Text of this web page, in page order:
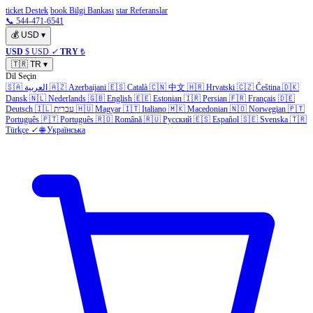
ticket Destek book Bilgi Bankası star Referanslar
📞 544-471-6541
💰 USD ▾
USD $ USD ✓ TRY ₺
🇹🇷 TR ▾
Dil Seçin
🇸🇦 العربية 🇦🇿 Azerbaijani 🇪🇸 Català 🇨🇳 中文 🇭🇷 Hrvatski 🇨🇿 Čeština 🇩🇰
Dansk 🇳🇱 Nederlands 🇬🇧 English 🇪🇪 Estonian 🇮🇷 Persian 🇫🇷 Français 🇩🇪
Deutsch 🇮🇱 עברית 🇭🇺 Magyar 🇮🇹 Italiano 🇲🇰 Macedonian 🇳🇴 Norwegian 🇵🇹
Português 🇵🇹 Português 🇷🇴 Română 🇷🇺 Русский 🇪🇸 Español 🇸🇪 Svenska 🇹🇷
Türkçe ✓ 🌐 Українська